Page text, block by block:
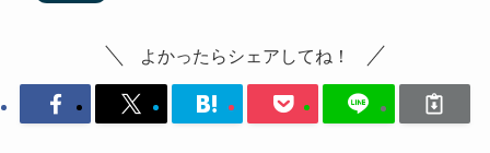
よかったらシェアしてね！